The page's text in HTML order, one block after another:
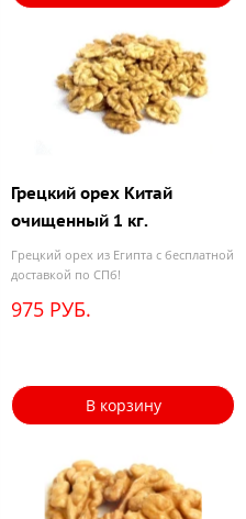
Грецкий орех Китай
очищенный 1 кг.
Грецкий орех из Египта с бесплатной
доставкой по СПб!
975 РУБ.
В корзину